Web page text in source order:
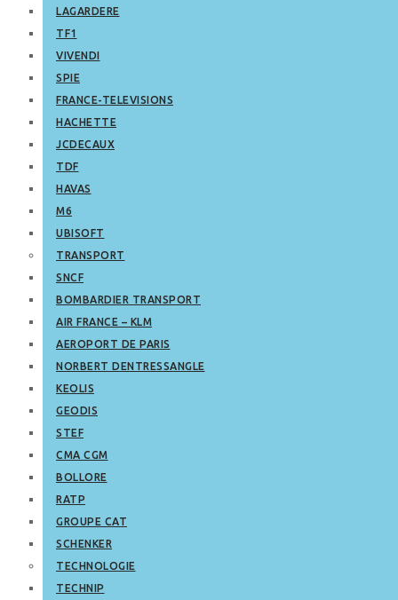
LAGARDERE
TF1
VIVENDI
SPIE
FRANCE-TELEVISIONS
HACHETTE
JCDECAUX
TDF
HAVAS
M6
UBISOFT
TRANSPORT
SNCF
BOMBARDIER TRANSPORT
AIR FRANCE – KLM
AEROPORT DE PARIS
NORBERT DENTRESSANGLE
KEOLIS
GEODIS
STEF
CMA CGM
BOLLORE
RATP
GROUPE CAT
SCHENKER
TECHNOLOGIE
TECHNIP